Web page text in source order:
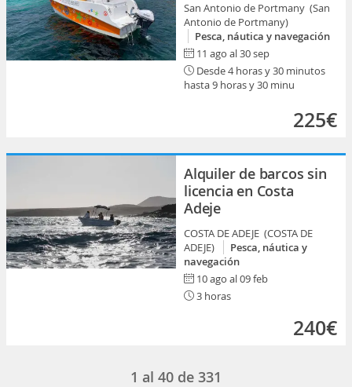
San Antonio de Portmany (San
Antonio de Portmany)
Pesca, náutica y navegación
11 ago al 30 sep
Desde 4 horas y 30 minutos
hasta 9 horas y 30 minu
225€
Alquiler de barcos sin
licencia en Costa
Adeje
COSTA DE ADEJE (COSTA DE
ADEJE)
Pesca, náutica y
navegación
10 ago al 09 feb
3 horas
240€
1 al 40 de 331